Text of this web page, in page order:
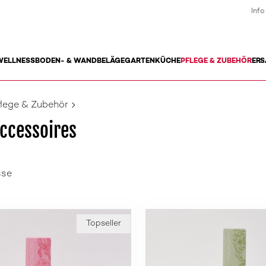
BODEN- & WANDBELÄGEGARTENKÜCHEPFLEGE & ZUBEHÖR
Info
& Zubehör
Topseller